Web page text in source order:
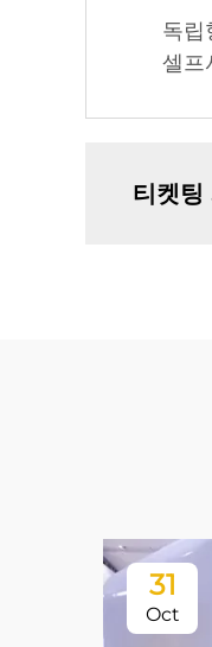
독
셀프
티켓팅
31
Oct